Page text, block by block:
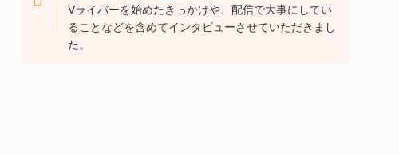
Vライバーを始めたきっかけや、配信で大事にしてい
ることなどを含めてインタビューさせていただきまし
た。